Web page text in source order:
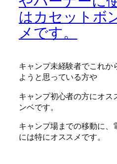
はカセットボ
メです。
キャンプ未経験者でこれか
ようと思っている方や
キャンプ初心者の方にオス
ンベです。
キャンプ場までの移動に
には特にオススメです。